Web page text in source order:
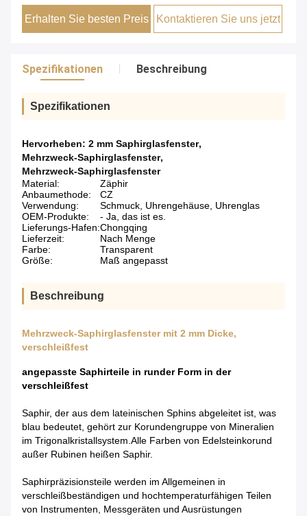
Erhalten Sie besten Preis Kontaktieren Sie uns jetzt
Spezifikationen Beschreibung
Spezifikationen
Hervorheben: 2 mm Saphirglasfenster,
Mehrzweck-Saphirglasfenster,
Mehrzweck-Saphirglasfenster
Material:
Zäphir
Anbaumethode:
CZ
Verwendung:
Schmuck, Uhrengehäuse, Uhrenglas
OEM-Produkte:
- Ja, das ist es.
Lieferungs-Hafen:Chongqing
Lieferzeit:
Nach Menge
Farbe:
Transparent
Größe:
Maß angepasst
Beschreibung
Mehrzweck-Saphirglasfenster mit 2 mm Dicke,
verschleißfest
angepasste Saphirteile in runder Form in der
verschleißfest
Saphir, der aus dem lateinischen Sphins abgeleitet ist, was
blau bedeutet, gehört zur Korundengruppe von Mineralien
im Trigonalkristallsystem.Alle Farben von Edelsteinkorund
außer Rubinen heißen Saphir.
Saphirpräzisionsteile werden im Allgemeinen in
verschleißbeständigen und hochtemperaturfähigen Teilen
von Instrumenten, Messgeräten und Ausrüstungen